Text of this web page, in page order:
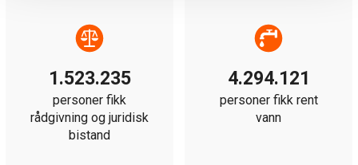
1.523.235
personer fikk
rådgivning og juridisk
bistand
4.294.121
personer fikk rent
vann